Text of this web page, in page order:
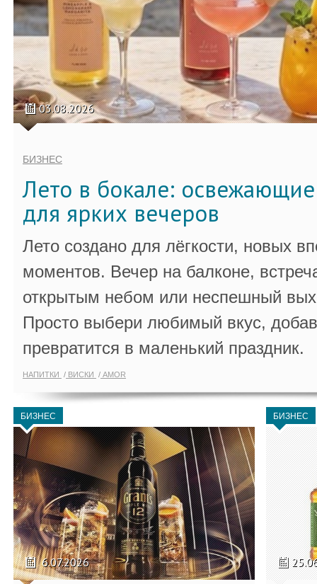
03.08.2026
БИЗНЕС
Лето в бокале:
для ярких вечеров
Лето создано для лёгкости, новых
моментов. Вечер на балконе,
открытым небом или неспешный
Просто выбери любимый вкус,
превратится в маленький праздник.
НАПИТКИ ВИСКИ AMOR
БИЗНЕС
6.07.2026
БИЗНЕС